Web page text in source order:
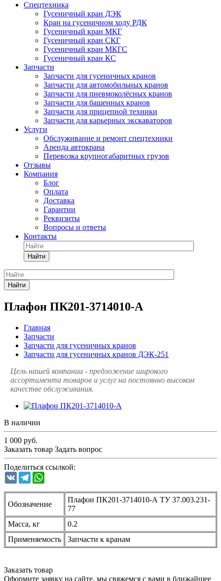
Спецтехника
Гусеничный кран ДЭК
Кран на гусеничном ходу РДК
Гусеничный кран МКГ
Гусеничный кран СКГ
Гусеничный кран МКГС
Гусеничный кран КС
Запчасти
Запчасти для гусеничных кранов
Запчасти для автомобильных кранов
Запчасти для пневмоколёсных кранов
Запчасти для башенных кранов
Запчасти для прицепной техники
Запчасти для карьерных экскаваторов
Услуги
Обслуживание и ремонт спецтехники
Аренда автокрана
Перевозка крупногабаритных грузов
Отзывы
Компания
Блог
Оплата
Доставка
Гарантии
Реквизиты
Вопросы и ответы
Контакты
Найти
Найти
Плафон ПК201-3714010-А
Главная
Запчасти
Запчасти для гусеничных кранов
Запчасти для гусеничных кранов ДЭК-251
Цель нашей компании - предложение широкого
ассортимента товаров и услуг на постоянно высоком
качестве обслуживания.
В наличии
1 000 руб.
Заказать товар Задать вопрос
Поделиться ссылкой:
VK Telegram
Обозначение
Плафон ПК201-3714010-А ТУ 37.003.231-
77
Масса, кг
0.2
Применяемость
Запчасти к кранам
Заказать товар
Оформите заявку на сайте, мы свяжемся с вами в ближайшее